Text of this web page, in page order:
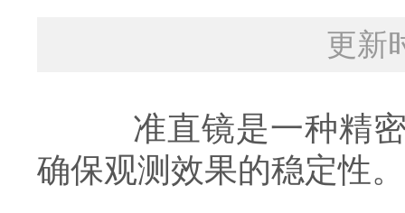
更新
准直镜是一种精密
确保观测效果的稳定性